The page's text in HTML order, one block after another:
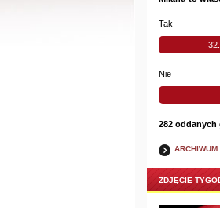
Tak
Nie
282 oddanych
ZDJĘCIE